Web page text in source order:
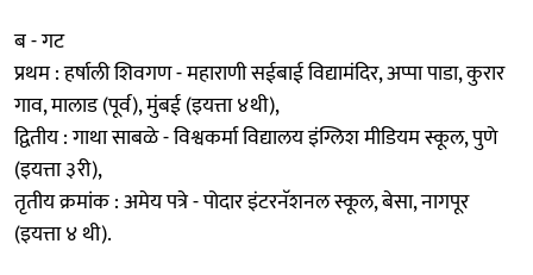
ब - गट
प्रथम : हर्षाली शिवगण - महाराणी सईबाई विद्यामंदिर, अप्पा पाडा, कुरार
गाव, मालाड (पूर्व), मुंबई (इयत्ता ४थी),
द्वितीय : गाथा साबळे - विश्वकर्मा विद्यालय इंग्लिश मीडियम स्कूल, पुणे
(इयत्ता ३री),
तृतीय क्रमांक : अमेय पत्रे - पोदार इंटरनॅशनल स्कूल, बेसा, नागपूर
(इयत्ता ४ थी).